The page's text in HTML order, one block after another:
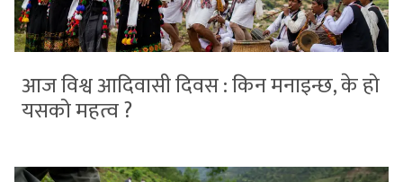
आज विश्व आदिवासी दिवस : किन मनाइन्छ, के हो
यसको महत्व ?